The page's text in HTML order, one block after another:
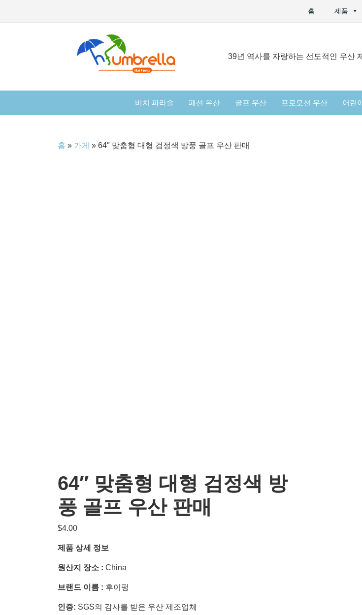
홈 제품
39년 역사를 자랑하는 선도적인 우산
비치 파라솔 패션 우산 골프 우산 프로모션 우산 어린
홈 » 가게 » 64″ 맞춤형 대형 검정색 방풍 골프 우산 판매
64″ 맞춤형 대형 검정색 방
풍 골프 우산 판매
$4.00
제품 상세 정보
원산지 장소 : China
브랜드 이름 : 후이펑
인증: SGS의 감사를 받은 우산 제조업체